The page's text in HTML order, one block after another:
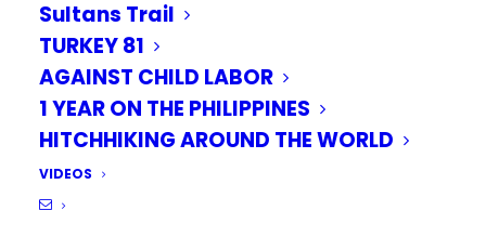
Sultans Trail
TURKEY 81
AGAINST CHILD LABOR
1 YEAR ON THE PHILIPPINES
HITCHHIKING AROUND THE WORLD
VIDEOS